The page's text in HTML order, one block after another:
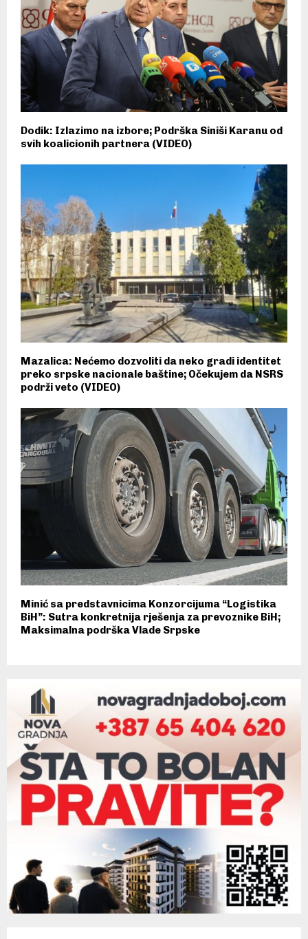
Dodik: Izlazimo na izbore; Podrška Siniši Karanu od
svih koalicionih partnera (VIDEO)
Mazalica: Nećemo dozvoliti da neko gradi identitet
preko srpske nacionale baštine; Očekujem da NSRS
podrži veto (VIDEO)
Minić sa predstavnicima Konzorcijuma “Logistika
BiH”: Sutra konkretnija rješenja za prevoznike BiH;
Maksimalna podrška Vlade Srpske